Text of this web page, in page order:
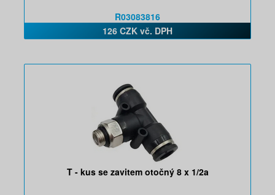
R03083816
126 CZK vč. DPH
T - kus se zavitem otočný 8 x 1/2a